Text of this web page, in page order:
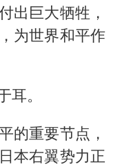
出巨大牺牲，
为世界和平作
。
的重要节点，
本右翼势力正